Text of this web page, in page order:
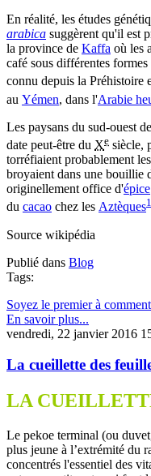
En réalité, les études
arabica suggèrent qu'il est
la province de Kaffa où les
café sous différentes
connu depuis la Préhistoire
au Yémen, dans l'Arabie
Les paysans du sud-ouest
date peut-être du Xe siècle,
torréfiaient probablement
broyaient dans une bouillie
originellement office d'épice
du cacao chez les Aztèques
Source wikipédia
Publié dans Blog
Tags:
Soyez le premier à
En savoir plus...
vendredi, 22 janvier 2016
La cueillette des
LA
Le pekoe terminal (ou
plus jeune à l’extrémité du
concentrés l'essentiel des